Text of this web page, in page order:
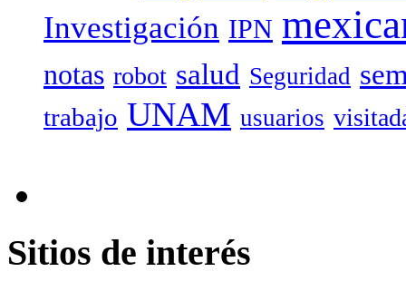
Investigación IPN
notas robot salud Seguridad
trabajo UNAM usuarios
Sitios de interés